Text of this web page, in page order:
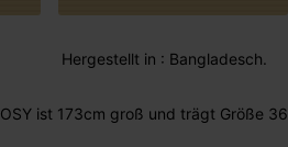
Hergestellt in : Bangladesch.
OSY ist 173cm groß und trägt Größe 36